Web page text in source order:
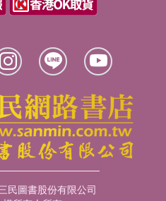
民圖書股份有限公司